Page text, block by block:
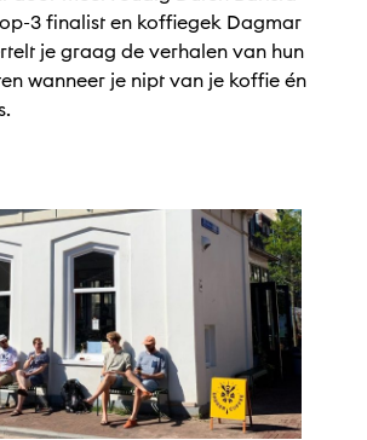
3 finalist en koffiegek Dagmar
je graag de verhalen van hun
wanneer je nipt van je koffie én